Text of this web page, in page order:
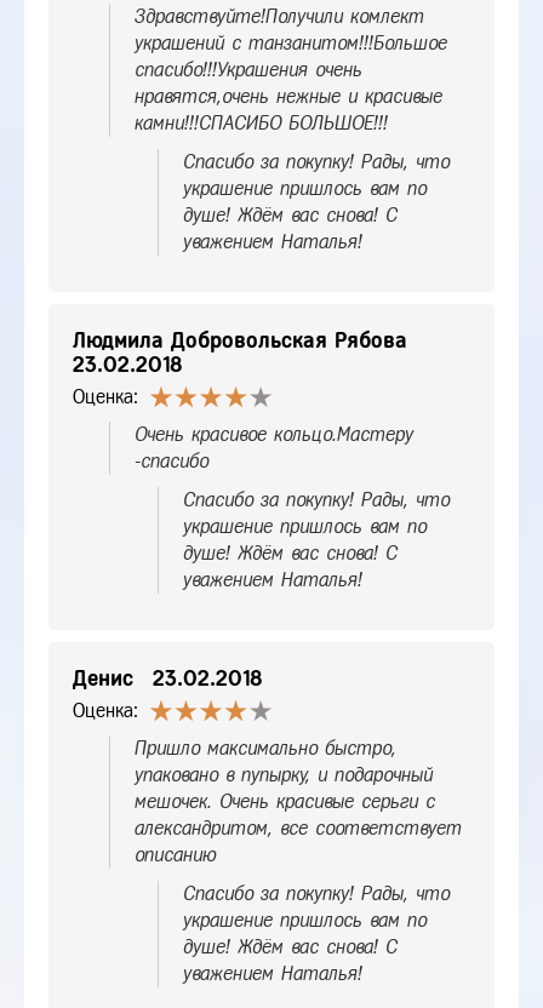
Здравствуйте!Получили комлект
украшений с танзанитом!!!Большое
спасибо!!!Украшения очень
нравятся,очень нежные и красивые
камни!!!СПАСИБО БОЛЬШОЕ!!!
Спасибо за покупку! Рады, что
украшение пришлось вам по
душе! Ждём вас снова! С
уважением Наталья!
Людмила Добровольская Рябова
23.02.2018
Оценка:
Очень красивое кольцо.Мастеру
-спасибо
Спасибо за покупку! Рады, что
украшение пришлось вам по
душе! Ждём вас снова! С
уважением Наталья!
Денис 23.02.2018
Оценка:
Пришло максимально быстро,
упаковано в пупырку, и подарочный
мешочек. Очень красивые серьги с
александритом, все соответствует
описанию
Спасибо за покупку! Рады, что
украшение пришлось вам по
душе! Ждём вас снова! С
уважением Наталья!